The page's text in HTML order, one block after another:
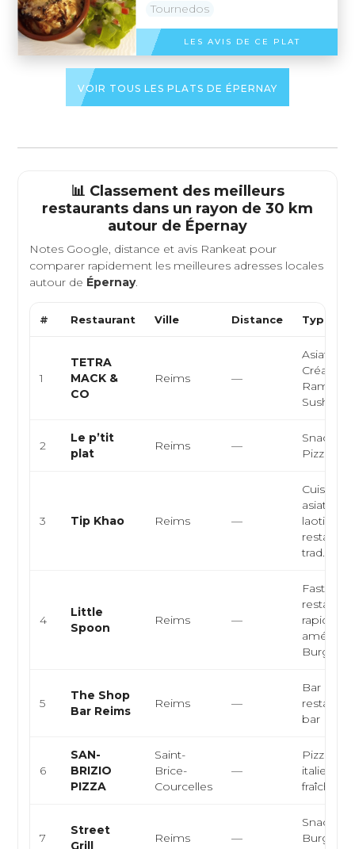
Tournedos
LES AVIS DE CE PLAT
VOIR TOUS LES PLATS DE ÉPERNAY
📊 Classement des meilleurs
restaurants dans un rayon de 30 km
autour de Épernay
Notes Google, distance et avis Rankeat pour
comparer rapidement les meilleures adresses locales
autour de Épernay.
# Restaurant Ville Distance Type de
1
TETRA
MACK &
CO
Reims —
Asiatique,
Créative,
Ramen,
Sushi
2
Le p’tit
plat
Reims —
Snack,
Pizza,
3 Tip Khao Reims —
Cuisine
trad...
4
Little
Spoon
Reims —
Fast-
rapide,
Burger,
5
The Shop
Bar Reims
Reims —
Bar à
bar
6
SAN-
BRIZIO
PIZZA
Saint-
Brice-
Courcelles
—
Pizzeria,
italienne,
fraîches
7
Street
Grill
Reims —
Snack,
Burger,